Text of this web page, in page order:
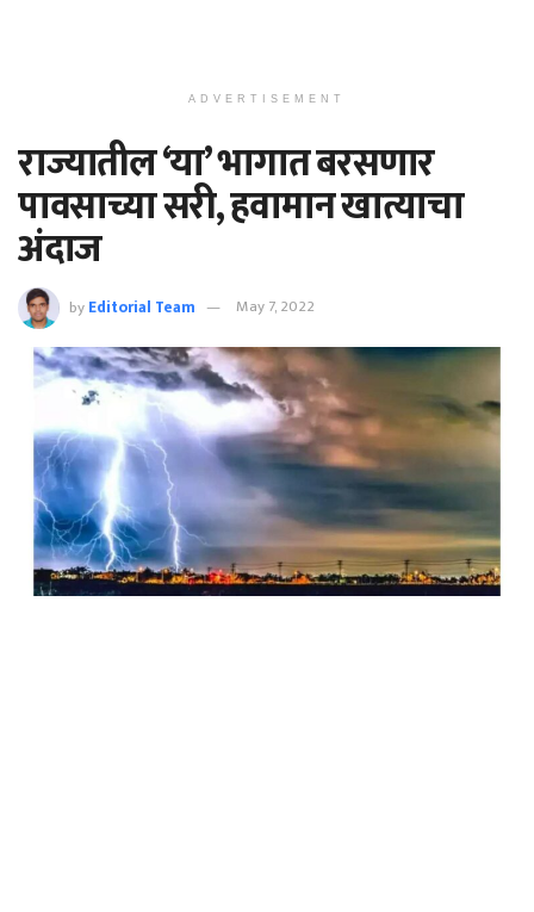
ADVERTISEMENT
राज्यातील ‘या’ भागात बरसणार
पावसाच्या सरी, हवामान खात्याचा
अंदाज
byEditorial Team May 7, 2022